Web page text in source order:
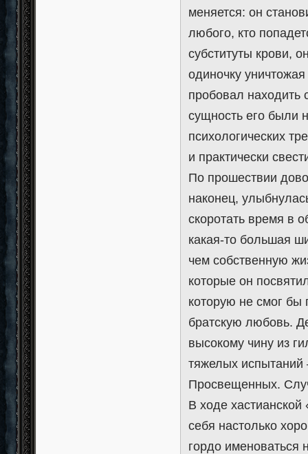
меняется: он
любого, кто
субституты крови,
одиночку
пробовал находить
сущность его были
психологических
и практически
По прошествии
наконец,
скоротать время в
какая-то большая
чем собственную
которые он
которую не смог
братскую любовь.
высокому чину из
тяжелых испытаний
Просвещенных.
В ходе
себя настолько
гордо именоваться